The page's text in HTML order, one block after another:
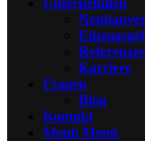
Unternehmen
Karriere
Fragen
Blog
Kontakt
Menü Menü